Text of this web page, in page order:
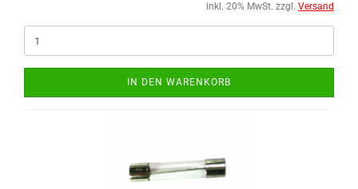
inkl. 20% MwSt. zzgl. Versand
IN DEN WARENKORB